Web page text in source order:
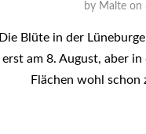
by Malte on
Die Blüte in der
erst am 8. August, aber in
Flächen wohl